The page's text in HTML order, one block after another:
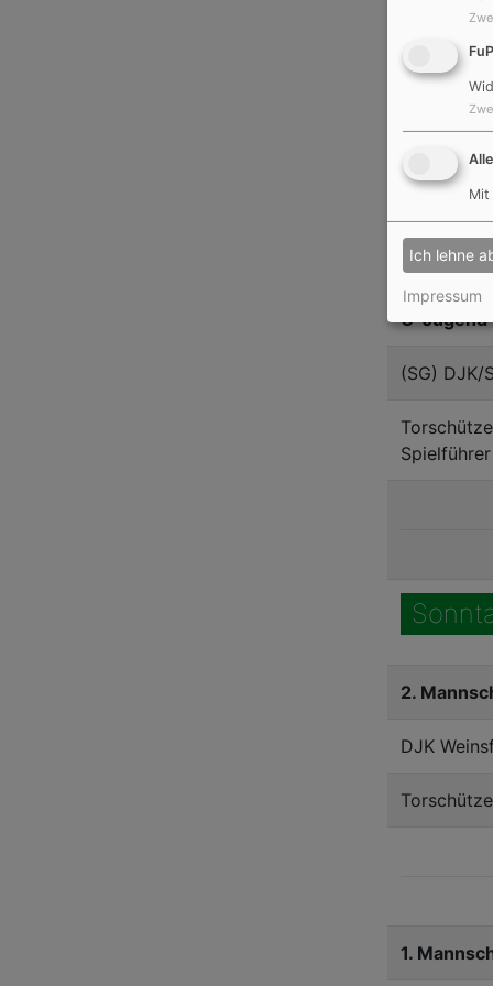
D-Jugend
(SG)
Julian
C-Jugend
(SG) DJK/
2.
DJK
1.
Mit
Ich lehne
Impressum